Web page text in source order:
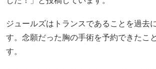
ジュールズはトランスであることを過去
す。念願だった胸の手術を予約できたこ
す。